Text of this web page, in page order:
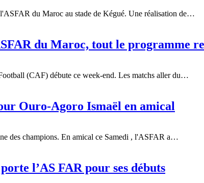
du Maroc au stade de Kégué. Une réalisation de…
du Maroc, tout le programme
(CAF) débute ce week-end. Les matchs aller du…
Ouro-Agoro Ismaël en amical
des champions. En amical ce Samedi , l'ASFAR a…
l’AS FAR pour ses débuts